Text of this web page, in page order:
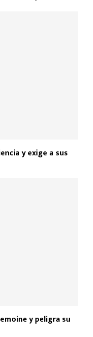
y exige a sus
y peligra su